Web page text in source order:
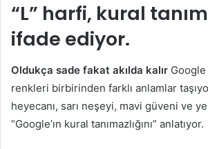
“L” harfi, kural
ifade ediyor.
Oldukça sade fakat akılda kalır
renkleri birbirinden farklı anlamlar
heyecanı, sarı neşeyi, mavi güveni ve
“Google’ın kural tanımazlığını” anlatıyor.